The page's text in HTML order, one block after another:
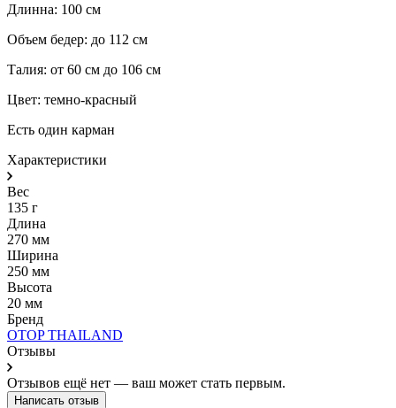
Длинна: 100 см
Объем бедер: до 112 см
Талия: от 60 см до 106 см
Цвет: темно-красный
Есть один карман
Характеристики
Вес
135 г
Длина
270 мм
Ширина
250 мм
Высота
20 мм
Бренд
OTOP THAILAND
Отзывы
Отзывов ещё нет — ваш может стать первым.
Написать отзыв